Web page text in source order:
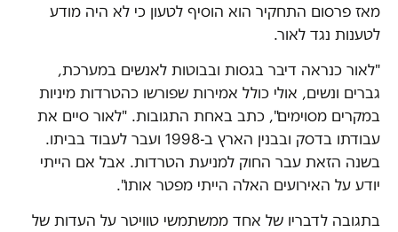
מאז פרסום התחקיר הוא הוסיף לטעון כי לא היה מודע
לטענות נגד לאור.
"לאור כנראה דיבר בגסות ובבוטות לאנשים במערכת,
גברים ונשים, אולי כולל אמירות שפורשו כהטרדות מיניות
במקרים מסוימים", כתב באחת התגובות. "לאור סיים את
עבודתו בדסק ובבנין הארץ ב-1998 ועבר לעבוד בביתו.
בשנה הזאת עבר החוק למניעת הטרדות. אבל אם הייתי
יודע על האירועים האלה הייתי מפטר אותו".
בתגובה לדבריו של אחד ממשתמשי טוויטר על העדות של